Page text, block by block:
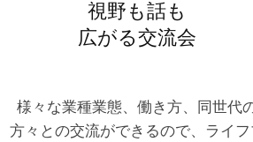
視野も話も
広がる交流会
様々な業種業態、働き方、同世代
方々との交流ができるので、ライ